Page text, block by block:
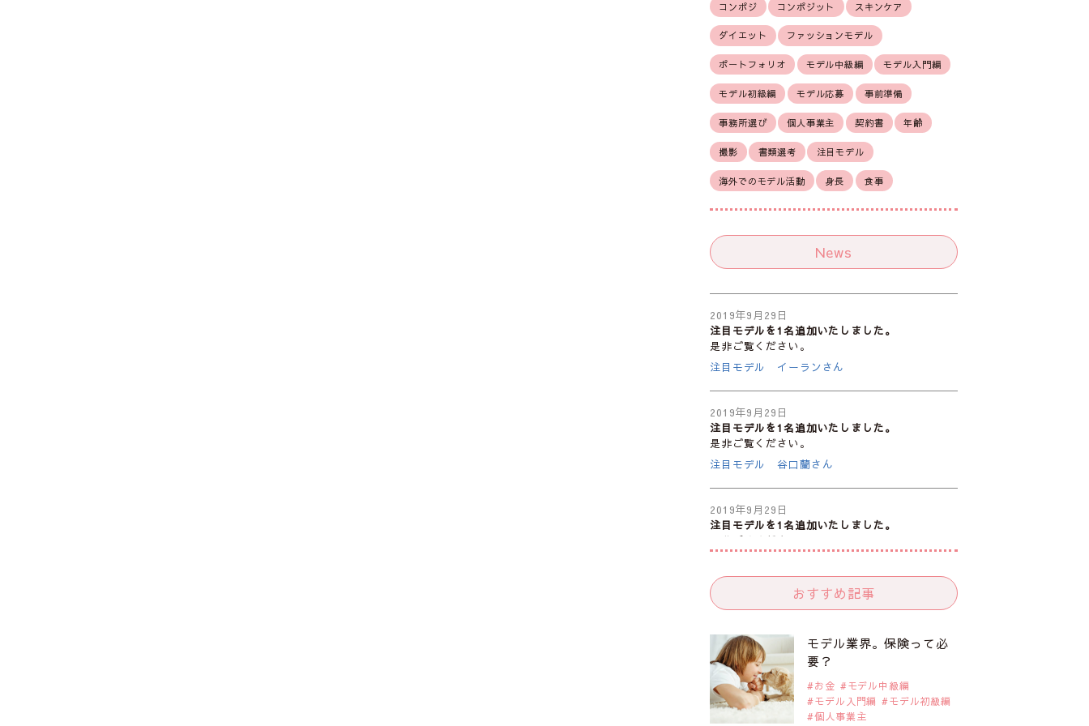
コンポジ コンポジット スキンケア
ダイエット ファッションモデル
ポートフォリオ モデル中級編 モデル入門編
モデル初級編 モデル応募 事前準備
事務所選び 個人事業主 契約書 年齢
撮影 書類選考 注目モデル
海外でのモデル活動 身長 食事
News
2019年9月29日
注目モデルを1名追加いたしました。
是非ご覧ください。
注目モデル イーランさん
2019年9月29日
注目モデルを1名追加いたしました。
是非ご覧ください。
注目モデル 谷口蘭さん
2019年9月29日
注目モデルを1名追加いたしました。
是非ご覧ください。
2019年9月29日
是非ご覧ください。
注目モデル 松川 来海さん
2019年9月29日
注目モデルを1名追加いたしました。
おすすめ記事
モデル業界。保険って必
要？
お金
モデル中級編
モデル入門編
モデル初級編
個人事業主